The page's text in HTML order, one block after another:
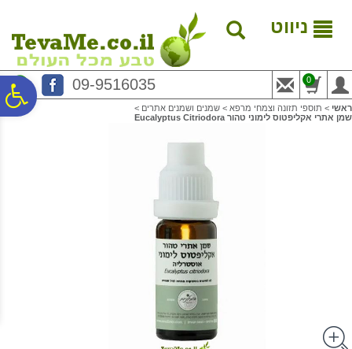
נגישות
המרכזי
ניווט
09-9516035 0
ראשי > תוספי תזונה וצמחי מרפא > שמנים ושמנים אתרים >
שמן אתרי אקליפטוס לימוני טהור Eucalyptus Citriodora